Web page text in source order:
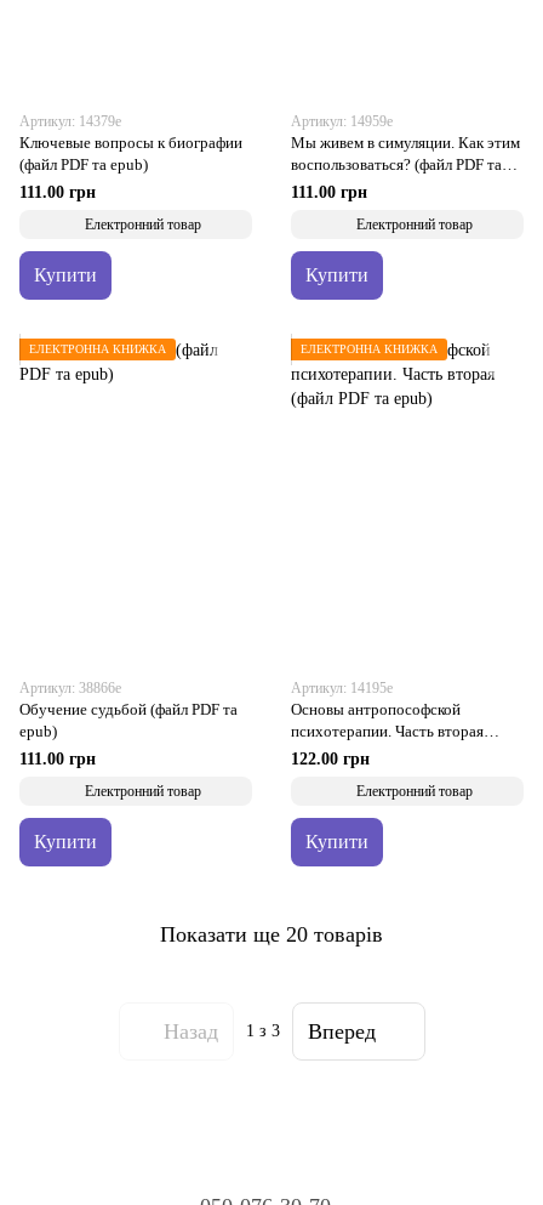
Артикул: 14379е
Ключевые вопросы к биографии
(файл PDF та epub)
111.00 грн
Електронний товар
Купити
Артикул: 14959е
Мы живем в симуляции. Как этим
воспользоваться? (файл PDF та
epub)
111.00 грн
Електронний товар
Купити
ЕЛЕКТРОННА КНИЖКА
Артикул: 38866е
Обучение судьбой (файл PDF та
epub)
111.00 грн
Електронний товар
Купити
ЕЛЕКТРОННА КНИЖКА
Артикул: 14195е
Основы антропософской
психотерапии. Часть вторая
(файл PDF та epub)
122.00 грн
Електронний товар
Купити
Показати ще 20 товарів
Назад 1 з 3 Вперед